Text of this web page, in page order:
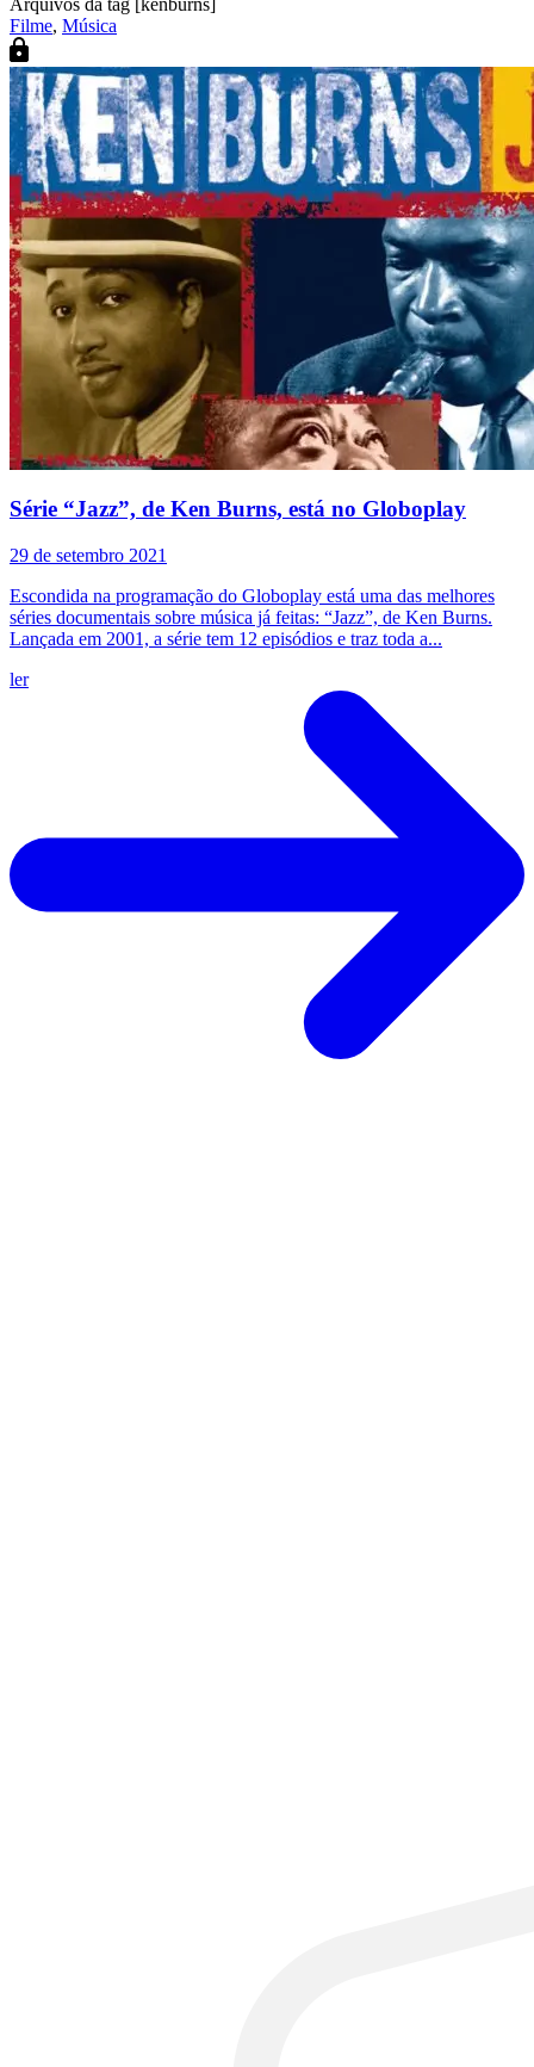
Filme, Música
Série “Jazz”, de Ken Burns, está no Globoplay
29 de setembro 2021
Escondida na programação do Globoplay está uma das melhores
séries documentais sobre música já feitas: “Jazz”, de Ken Burns.
Lançada em 2001, a série tem 12 episódios e traz toda a...
ler